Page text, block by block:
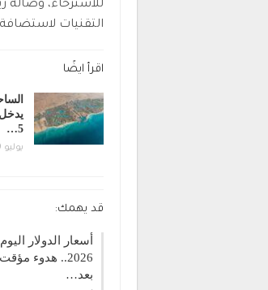
للاسترخاء، وصالة
التقنيات
اقرأ ايضًا
5…
يوليو 19, 2026
قد يهمك:
2026.. هدوء
بعد…